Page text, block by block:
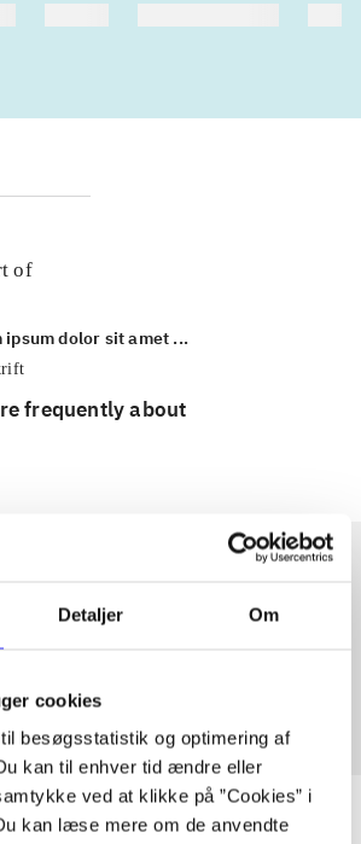
Detaljer Om
cookies
besøgsstatistik og optimering af
kan til enhver tid ændre eller
ved at klikke på ”Cookies” i
kan læse mere om de anvendte
of
ipsum dolor sit amet ...
frequently about
topics